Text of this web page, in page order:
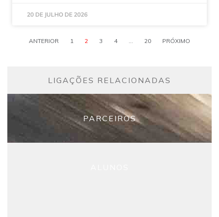
20 DE JULHO DE 2026
ANTERIOR 1 2 3 4 ... 20 PRÓXIMO
LIGAÇÕES RELACIONADAS
PARCEIROS